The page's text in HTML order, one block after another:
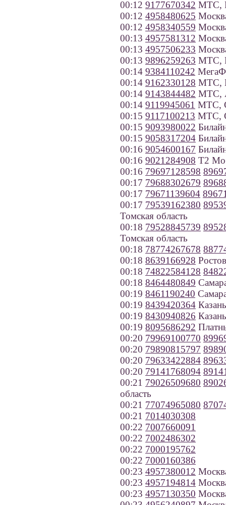
00:12 9177670342 МТС,
00:12 4958480625
00:12 4958340559
00:13 4957581312
00:13 4957506233
00:13 9896259263 МТС,
00:14 9384110242
00:14 9162330128 МТС,
00:14 9143844482 МТС,
00:14 9119945061 МТС,
00:15 9117100213 МТС,
00:15 9093980022
00:15 9058317204
00:16 9054600167
00:16 9021284908 Т2
00:16 79697128598
00:17 79688302679
00:17 79671139604
00:17 79539162380
Томская область
00:18 79528845739
Томская область
00:18 78774267678
00:18 8639166928
00:18 74822584128
00:18 8464480849
00:19 8461190240
00:19 8439420364 Казань
00:19 8430940826 Казань
00:19 8095686292
00:20 79969100770
00:20 79890815797
00:20 79633422884
00:20 79141768094
00:21 79026509680
область
00:21 77074965080
00:21 7014030308
00:22 7007660091
00:22 7002486302
00:22 7000195762
00:22 7000160386
00:23 4957380012
00:23 4957194814
00:23 4957130350